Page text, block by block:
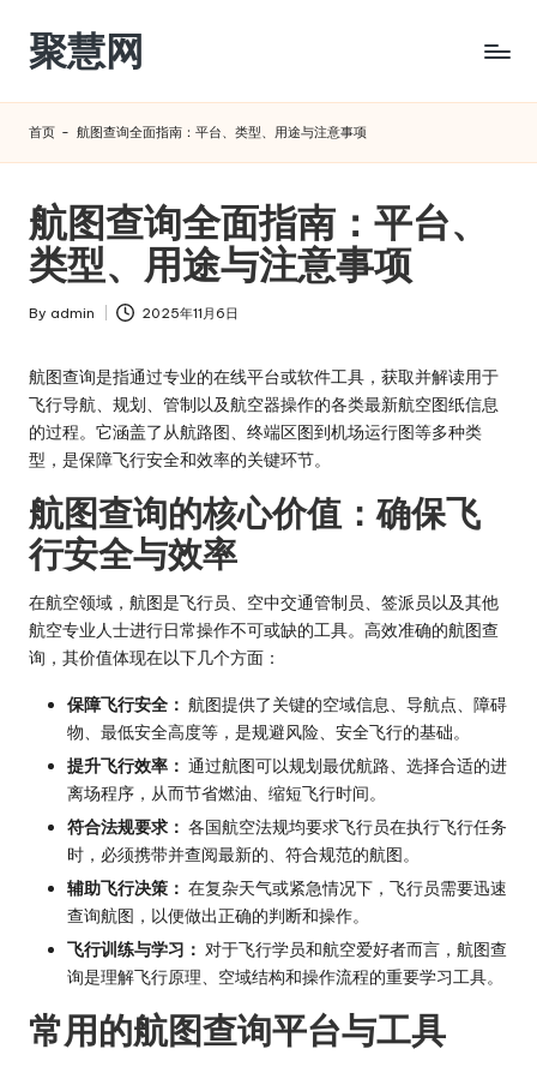
Skip
content
聚慧网
首页 - 航图查询全面指南：平台、类型、用途与注意事项
航图查询全面指南：平台、
类型、用途与注意事项
Posted
By admin 2025年11月6日
航图查询是指通过专业的在线平台或软件工具，获取并解读用于
飞行导航、规划、管制以及航空器操作的各类最新航空图纸信息
的过程。它涵盖了从航路图、终端区图到机场运行图等多种类
型，是保障飞行安全和效率的关键环节。
航图查询的核心价值：确保飞
行安全与效率
在航空领域，航图是飞行员、空中交通管制员、签派员以及其他
航空专业人士进行日常操作不可或缺的工具。高效准确的航图查
询，其价值体现在以下几个方面：
保障飞行安全： 航图提供了关键的空域信息、导航点、障碍
物、最低安全高度等，是规避风险、安全飞行的基础。
提升飞行效率： 通过航图可以规划最优航路、选择合适的进
离场程序，从而节省燃油、缩短飞行时间。
符合法规要求： 各国航空法规均要求飞行员在执行飞行任务
时，必须携带并查阅最新的、符合规范的航图。
辅助飞行决策： 在复杂天气或紧急情况下，飞行员需要迅速
查询航图，以便做出正确的判断和操作。
飞行训练与学习： 对于飞行学员和航空爱好者而言，航图查
询是理解飞行原理、空域结构和操作流程的重要学习工具。
常用的航图查询平台与工具